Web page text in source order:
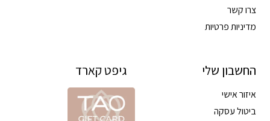
צרו קשר
מדיניות פרטיות
החשבון שלי
איזור אישי
ביטול עסקה
גיפט קארד